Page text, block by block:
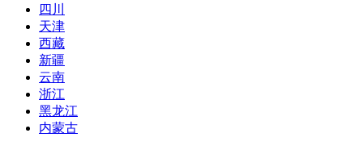
四川
天津
西藏
新疆
云南
浙江
黑龙江
内蒙古